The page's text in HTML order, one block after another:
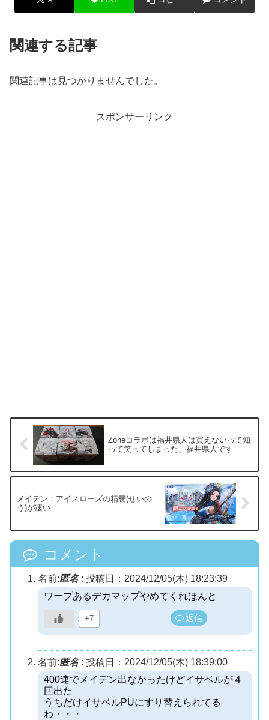
関連する記事
関連記事は見つかりませんでした。
スポンサーリンク
Zoneコラボは福井県人は買えないって知
って笑ってしまった、福井県人です
メイデン：アイスローズの精嚢(せいの
う)が凄い…
コメント
名前:匿名: 投稿日：2024/12/05(木) 18:23:39
ワープあるデカマップやめてくれほんと
+7 返信
名前:匿名: 投稿日：2024/12/05(木) 18:39:00
400連でメイデン出なかったけどイサベルが４
回出た
うちだけイサベルPUにすり替えられてる
わ・・・